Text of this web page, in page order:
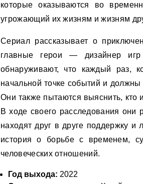
которые оказываются во
угрожающий их жизням и жизням
Сериал рассказывает о
главные герои — дизайнер
обнаруживают, что каждый раз,
начальной точке событий и должны
Они также пытаются выяснить, кто
В ходе своего расследования они
находят друг в друге поддержку
история о борьбе с временем,
человеческих отношений.
Год выхода: 2022